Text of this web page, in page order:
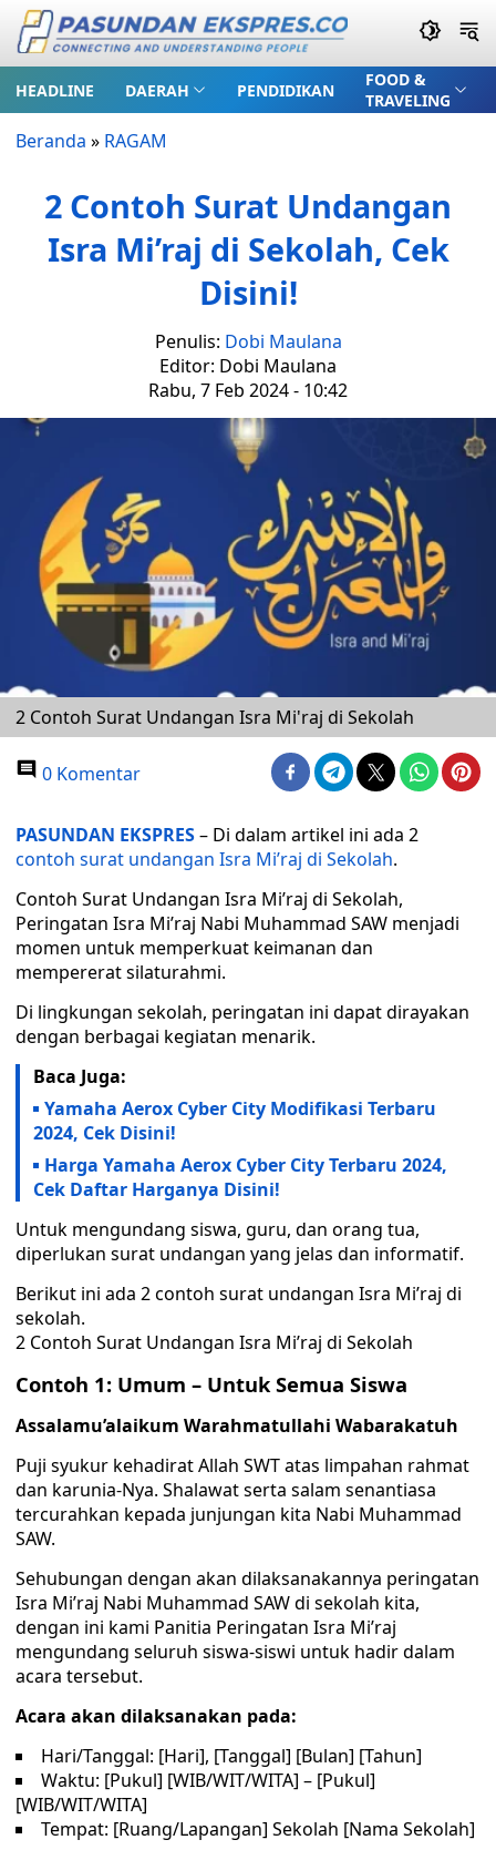
HEADLINE DAERAH PENDIDIKAN
FOOD &
TRAVELING
Beranda » RAGAM
2 Contoh Surat Undangan
Isra Mi’raj di Sekolah, Cek
Disini!
Penulis: Dobi Maulana
Editor: Dobi Maulana
Rabu, 7 Feb 2024 - 10:42
2 Contoh Surat Undangan Isra Mi'raj di Sekolah
0 Komentar
PASUNDAN EKSPRES– Di dalam artikel ini ada 2
contoh surat undangan Isra Mi’raj di Sekolah.
Contoh Surat Undangan Isra Mi’raj di Sekolah,
Peringatan Isra Mi’raj Nabi Muhammad SAW menjadi
momen untuk memperkuat keimanan dan
mempererat silaturahmi.
Di lingkungan sekolah, peringatan ini dapat dirayakan
dengan berbagai kegiatan menarik.
Baca Juga:
Yamaha Aerox Cyber City Modifikasi Terbaru
2024, Cek Disini!
Harga Yamaha Aerox Cyber City Terbaru 2024,
Cek Daftar Harganya Disini!
Untuk mengundang siswa, guru, dan orang tua,
diperlukan surat undangan yang jelas dan informatif.
Berikut ini ada 2 contoh surat undangan Isra Mi’raj di
sekolah.
2 Contoh Surat Undangan Isra Mi’raj di Sekolah
Contoh 1: Umum – Untuk Semua Siswa
Assalamu’alaikum Warahmatullahi Wabarakatuh
Puji syukur kehadirat Allah SWT atas limpahan rahmat
dan karunia-Nya. Shalawat serta salam senantiasa
tercurahkan kepada junjungan kita Nabi Muhammad
SAW.
Sehubungan dengan akan dilaksanakannya peringatan
Isra Mi’raj Nabi Muhammad SAW di sekolah kita,
dengan ini kami Panitia Peringatan Isra Mi’raj
mengundang seluruh siswa-siswi untuk hadir dalam
acara tersebut.
Acara akan dilaksanakan pada:
Hari/Tanggal: [Hari], [Tanggal] [Bulan] [Tahun]
Waktu: [Pukul] [WIB/WIT/WITA] – [Pukul]
[WIB/WIT/WITA]
Tempat: [Ruang/Lapangan] Sekolah [Nama Sekolah]